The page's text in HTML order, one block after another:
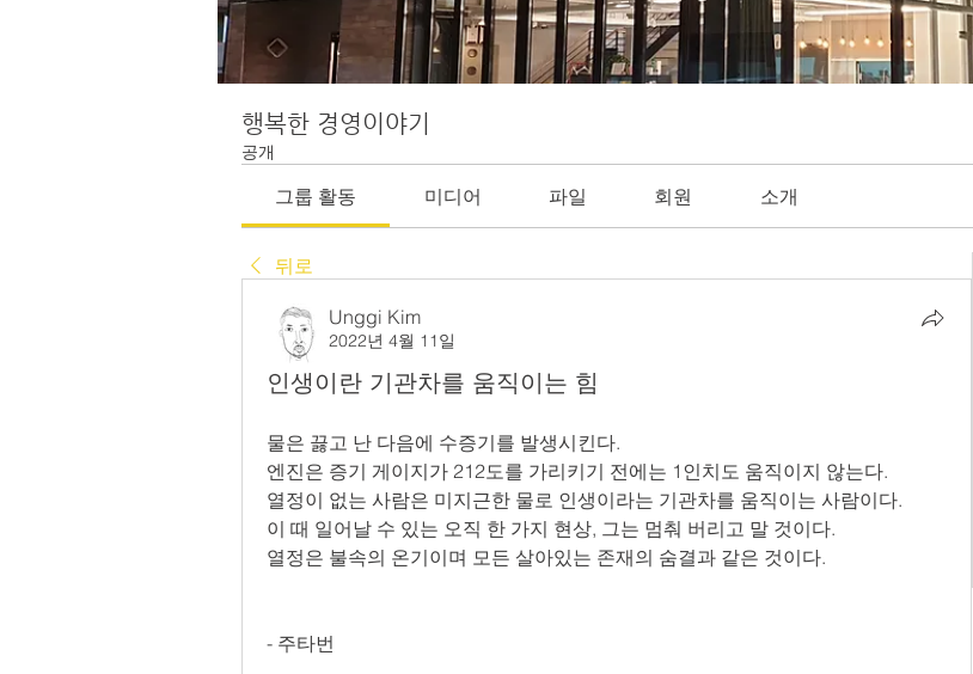
행복한 경영이야기
공개
그룹 활동 미디어 파일 회원 소개
뒤로
Unggi Kim
2022년 4월 11일
인생이란 기관차를 움직이는 힘
물은 끓고 난 다음에 수증기를 발생시킨다.
엔진은 증기 게이지가 212도를 가리키기 전에는 1인치도 움직이지 않는다.
열정이 없는 사람은 미지근한 물로 인생이라는 기관차를 움직이는 사람이다.
이 때 일어날 수 있는 오직 한 가지 현상, 그는 멈춰 버리고 말 것이다.
열정은 불속의 온기이며 모든 살아있는 존재의 숨결과 같은 것이다.
- 주타번